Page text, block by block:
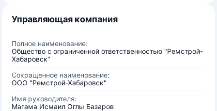
Управляющая компания
Полное наименование:
Общество с ограниченной ответственностью "Ремстрой-
Хабаровск"
Сокращенное наименование:
ООО "Ремстрой-Хабаровск"
Имя руководителя:
Магама Исмаил Оглы Базаров